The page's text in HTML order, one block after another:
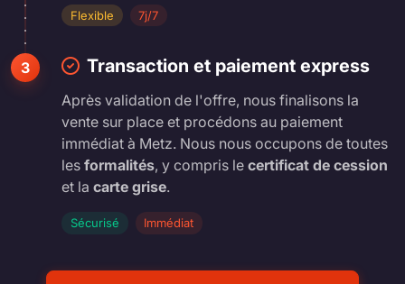
Flexible 7j/7
3 Transaction et paiement express
Après validation de l'offre, nous finalisons la
vente sur place et procédons au paiement
immédiat à Metz. Nous nous occupons de toutes
les formalités, y compris le certificat de cession
et la carte grise.
Sécurisé Immédiat